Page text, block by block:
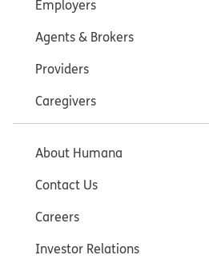
Employers
Agents & Brokers
Providers
Caregivers
About Humana
Contact Us
Careers
Investor Relations